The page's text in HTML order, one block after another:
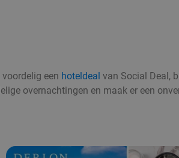
een hoteldeal van Social Deal,
overnachtingen en maak er een